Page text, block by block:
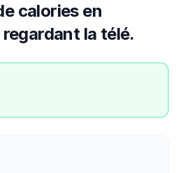
calories en
la télé.